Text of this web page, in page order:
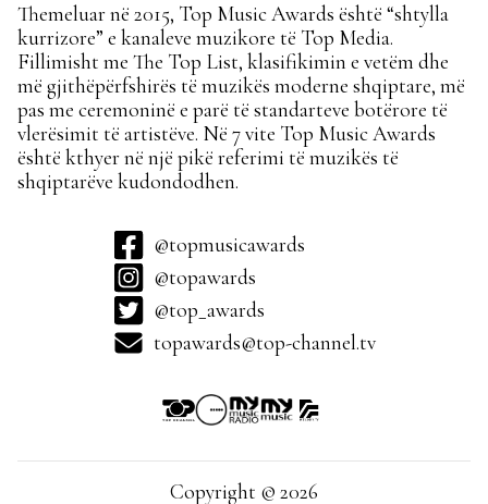
Themeluar në 2015, Top Music Awards është “shtylla
kurrizore” e kanaleve muzikore të Top Media.
Fillimisht me The Top List, klasifikimin e vetëm dhe
më gjithëpërfshirës të muzikës moderne shqiptare, më
pas me ceremoninë e parë të standarteve botërore të
vlerësimit të artistëve. Në 7 vite Top Music Awards
është kthyer në një pikë referimi të muzikës të
shqiptarëve kudondodhen.
@topmusicawards
@topawards
@top_awards
topawards@top-channel.tv
Copyright © 2026